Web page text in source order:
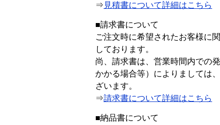
⇒ 見積書について詳細はこちら
■請求書について
ご注文時に希望されたお客様に
しております。
尚、請求書は、営業時間内での
かかる場合等）によりましては
ざいます。
⇒請求書について詳細はこちら
■納品書について